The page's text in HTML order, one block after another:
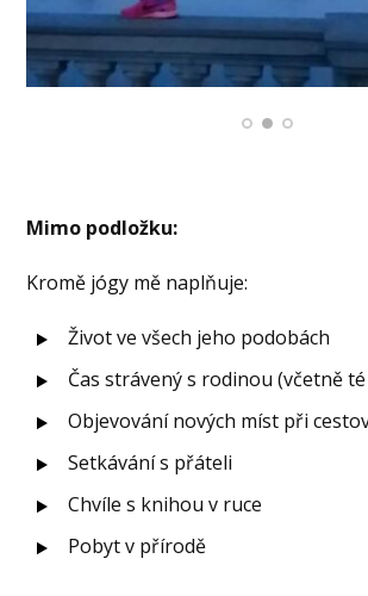
Mimo podložku:
Kromě jógy mě naplňuje:
Život ve všech jeho podobách
Čas strávený s rodinou (včetně
Objevování nových míst při
Setkávání s přáteli
Chvíle s knihou v ruce
Pobyt v přírodě